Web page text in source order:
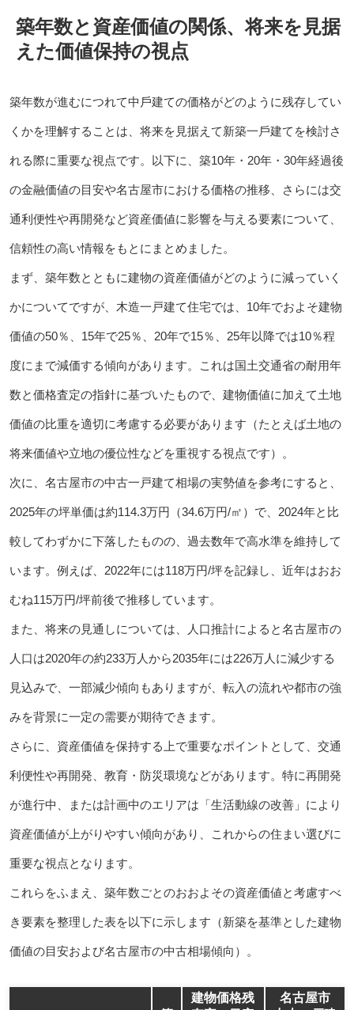
築年数と資産価値の関係、将来を見据
えた価値保持の視点
築年数が進むにつれて中⼾建ての価格がどのように残存してい
くかを理解することは、将来を見据えて新築⼀⼾建てを検討さ
れる際に重要な視点です。以下に、築10年・20年・30年経過後
の⾦融価値の目安や名古屋市における価格の推移、さらには交
通利便性や再開発など資産価値に影響を与える要素について、
信頼性の高い情報をもとにまとめました。
まず、築年数とともに建物の資産価値がどのように減っていく
かについてですが、木造一戸建て住宅では、10年でおよそ建物
価値の50％、15年で25％、20年で15％、25年以降では10％程
度にまで減価する傾向があります。これは国土交通省の耐用年
数と価格査定の指針に基づいたもので、建物価値に加えて土地
価値の比重を適切に考慮する必要があります（たとえば土地の
将来価値や立地の優位性などを重視する視点です）。
次に、名古屋市の中古一戸建て相場の実勢値を参考にすると、
2025年の坪単価は約114.3万円（34.6万円/㎡）で、2024年と比
較してわずかに下落したものの、過去数年で高水準を維持して
います。例えば、2022年には118万円/坪を記録し、近年はおお
むね115万円/坪前後で推移しています。
また、将来の見通しについては、人口推計によると名古屋市の
人口は2020年の約233万人から2035年には226万人に減少する
見込みで、一部減少傾向もありますが、転入の流れや都市の強
みを背景に一定の需要が期待できます。
さらに、資産価値を保持する上で重要なポイントとして、交通
利便性や再開発、教育・防災環境などがあります。特に再開発
が進行中、または計画中のエリアは「生活動線の改善」により
資産価値が上がりやすい傾向があり、これからの住まい選びに
重要な視点となります。
これらをふまえ、築年数ごとのおおよその資産価値と考慮すべ
き要素を整理した表を以下に示します（新築を基準とした建物
価値の目安および名古屋市の中古相場傾向）。
建物価格残
名古屋市